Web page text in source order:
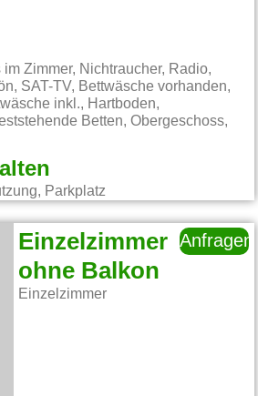
Zimmer, Nichtraucher, Radio,
SAT-TV, Bettwäsche vorhanden,
inkl., Hartboden,
Betten, Obergeschoss,
Parkplatz
Einzelzimmer
ohne Balkon
Einzelzimmer
Anfragen